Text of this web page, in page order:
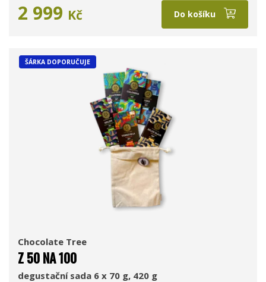
2 999 Kč Do košíku
ŠÁRKA DOPORUČUJE
Chocolate Tree
Z 50 NA 100
degustační sada 6 x 70 g, 420 g